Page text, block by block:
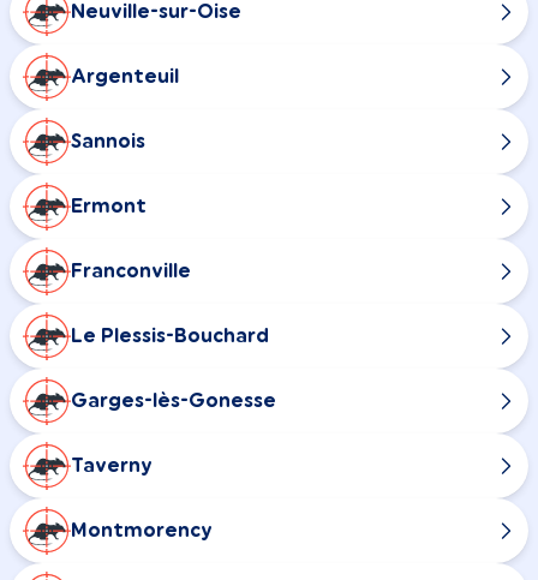
Neuville-sur-Oise
Argenteuil
Sannois
Ermont
Franconville
Le Plessis-Bouchard
Garges-lès-Gonesse
Taverny
Montmorency